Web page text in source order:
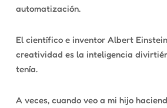
automatización.
El científico e inventor Albert Einstein
creatividad es la inteligencia
tenía.
A veces, cuando veo a mi hijo